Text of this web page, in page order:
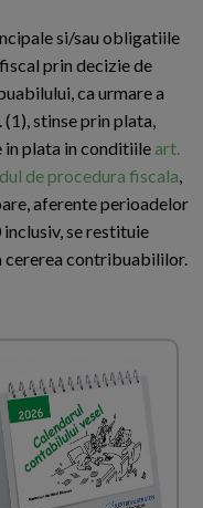
si/sau obligatiile
prin decizie de
ca urmare a
stinse prin plata,
in plata in conditiile art.
de procedura fiscala,
aferente perioadelor
se restituie
cererea contribuabililor.